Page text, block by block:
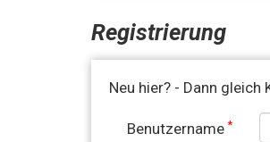
Registrierung
Neu hier? - Dann
Benutzername*